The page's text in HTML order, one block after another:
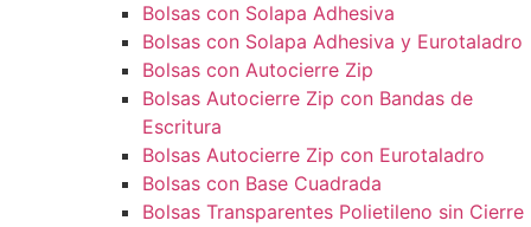
Bolsas con Solapa Adhesiva
Bolsas con Solapa Adhesiva y Eurotaladro
Bolsas con Autocierre Zip
Bolsas Autocierre Zip con Bandas de
Escritura
Bolsas Autocierre Zip con Eurotaladro
Bolsas con Base Cuadrada
Bolsas Transparentes Polietileno sin Cierre